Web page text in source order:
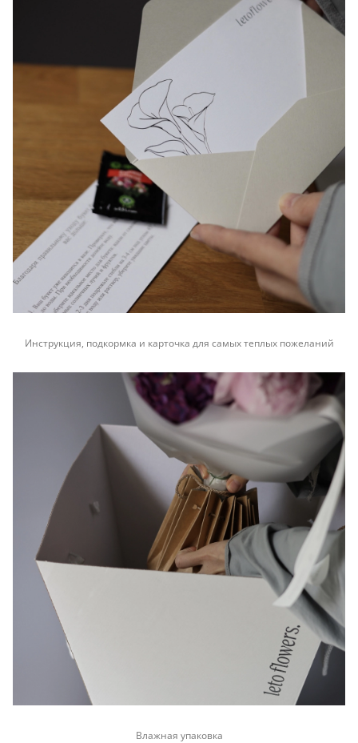
Инструкция, подкормка и карточка для самых теплых пожеланий
Влажная упаковка